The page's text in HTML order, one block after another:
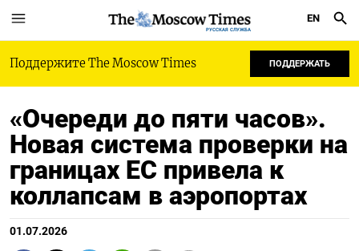
РУССКАЯ СЛУЖБА
EN
Поддержите The Moscow Times ПОДДЕРЖАТЬ
«Очереди до пяти часов».
Новая система проверки на
границах ЕС привела к
коллапсам в аэропортах
01.07.2026